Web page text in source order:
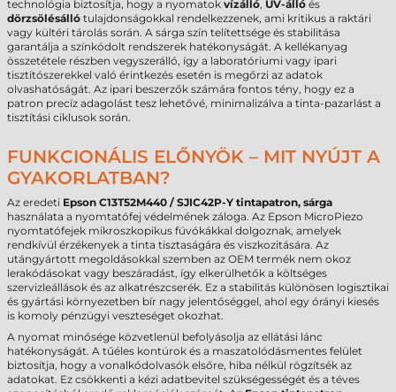
technológia biztosítja, hogy a nyomatok vízálló, UV-álló és
dörzsölésálló tulajdonságokkal rendelkezzenek, ami kritikus a raktári
vagy kültéri tárolás során. A sárga szín telítettsége és stabilitása
garantálja a színkódolt rendszerek hatékonyságát. A kellékanyag
összetétele részben vegyszerálló, így a laboratóriumi vagy ipari
tisztítószerekkel való érintkezés esetén is megőrzi az adatok
olvashatóságát. Az ipari beszerzők számára fontos tény, hogy ez a
patron precíz adagolást tesz lehetővé, minimalizálva a tinta-pazarlást a
tisztítási ciklusok során.
FUNKCIONÁLIS ELŐNYÖK – MIT NYÚJT A
GYAKORLATBAN?
Az eredeti Epson C13T52M440 / SJIC42P-Y tintapatron, sárga
használata a nyomtatófej védelmének záloga. Az Epson MicroPiezo
nyomtatófejek mikroszkopikus fúvókákkal dolgoznak, amelyek
rendkívül érzékenyek a tinta tisztaságára és viszkozitására. Az
utángyártott megoldásokkal szemben az OEM termék nem okoz
lerakódásokat vagy beszáradást, így elkerülhetők a költséges
szervizleállások és az alkatrészcserék. Ez a stabilitás különösen logisztikai
és gyártási környezetben bír nagy jelentőséggel, ahol egy órányi kiesés
is komoly pénzügyi veszteséget okozhat.
A nyomat minősége közvetlenül befolyásolja az ellátási lánc
hatékonyságát. A tűéles kontúrok és a maszatolódásmentes felület
biztosítja, hogy a vonalkódolvasók elsőre, hiba nélkül rögzítsék az
adatokat. Ez csökkenti a kézi adatbevitel szükségességét és a téves